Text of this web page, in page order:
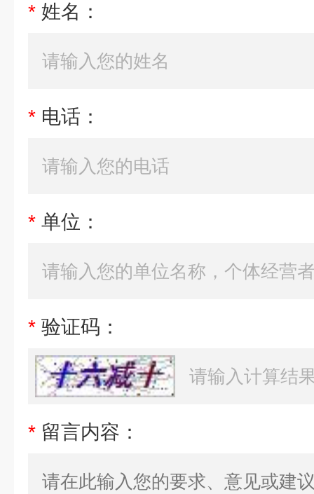
* 姓名：
* 电话：
* 单位：
* 验证码：
* 留言内容：